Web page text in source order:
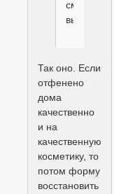
смотрится
выигрышнее.
Так оно. Если
отфенено
дома
качественно
и на
качественную
косметику, то
потом форму
восстановить